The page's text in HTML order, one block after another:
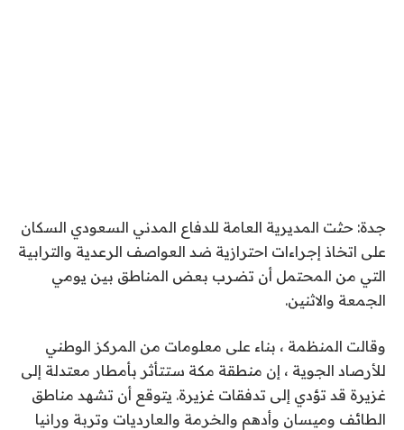
جدة: حثت المديرية العامة للدفاع المدني السعودي السكان
على اتخاذ إجراءات احترازية ضد العواصف الرعدية والترابية
التي من المحتمل أن تضرب بعض المناطق بين يومي
الجمعة والاثنين.
وقالت المنظمة ، بناء على معلومات من المركز الوطني
للأرصاد الجوية ، إن منطقة مكة ستتأثر بأمطار معتدلة إلى
غزيرة قد تؤدي إلى تدفقات غزيرة. يتوقع أن تشهد مناطق
الطائف وميسان وأدهم والخرمة والعارديات وتربة ورانيا